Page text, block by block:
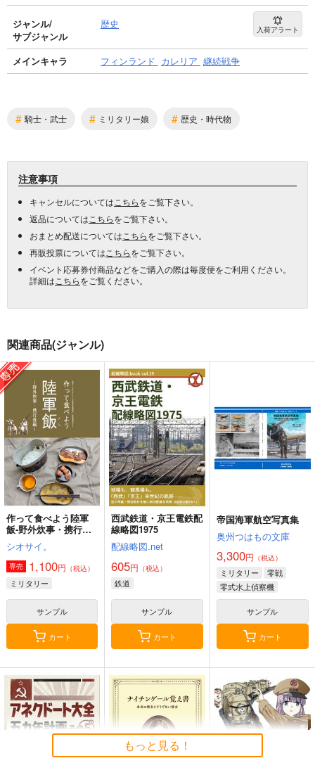
ジャンル/
サブジャンル
歴史 入荷アラート
メインキャラ フィンランド カレリア 継続戦争
# 騎士・武士 # ミリタリー娘 # 歴史・時代物
注意事項
キャンセルについては こちらをご覧下さい。
返品については こちらをご覧下さい。
おまとめ配送については こちらをご覧下さい。
再販投票については こちらをご覧下さい。
イベント応募券付商品などをご購入の際は毎度便をご利用ください。
詳細は こちらをご覧ください。
関連商品(ジャンル)
作って食べよう陸軍
飯-野外炊事・携行食
編-
シオサイ。
専売 1,100円 （税込）
ミリタリー
サンプル
カート
西武鉄道・京王電鉄配
線略図1975
配線略図.net
605円 （税込）
鉄道
サンプル
カート
帝国海軍航空写真集
奥州つはもの文庫
3,300円 （税込）
ミリタリー
零戦
零式水上偵察機
サンプル
カート
もっと見る！